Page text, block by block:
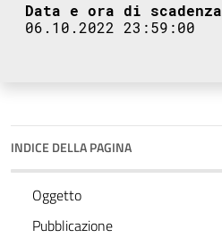
Data e ora di scadenza
06.10.2022 23:59:00
INDICE DELLA PAGINA
Oggetto
Pubblicazione